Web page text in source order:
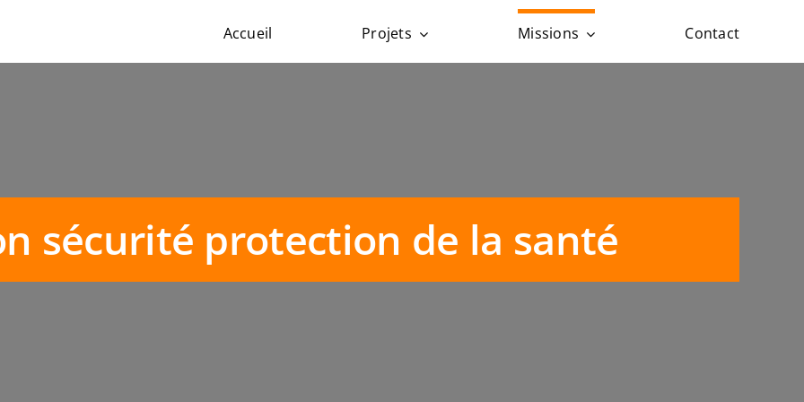
Accueil Projets Missions Contact
sécurité protection de la santé